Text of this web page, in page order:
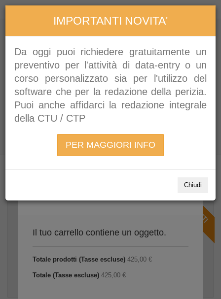
Carrello
Conto Sintetico - 12 MESI
Il tuo carrello contiene un oggetto.
Totale prodotti (Tasse escluse) 425,00 €
Totale (Tasse escluse) 425,00 €
SCONTI
LICENZE CONTO GIUSTO E CONTO SINTETICO.
RICHIEDI IL CODICE SCONTO
IMPORTANTI NOVITA'
Da oggi puoi richiedere gratuitamente un
preventivo per l'attività di data-entry o un
corso personalizzato sia per l'utilizzo del
software che per la redazione della perizia.
Puoi anche affidarci la redazione integrale
della CTU / CTP
PER MAGGIORI INFO
Chiudi